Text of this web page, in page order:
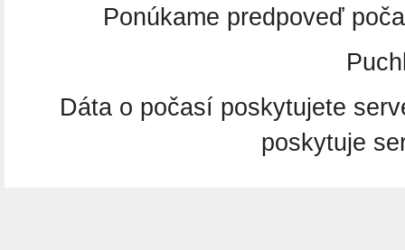
Ponúkame predpoveď
Dáta o počasí poskytujete
poskytuje